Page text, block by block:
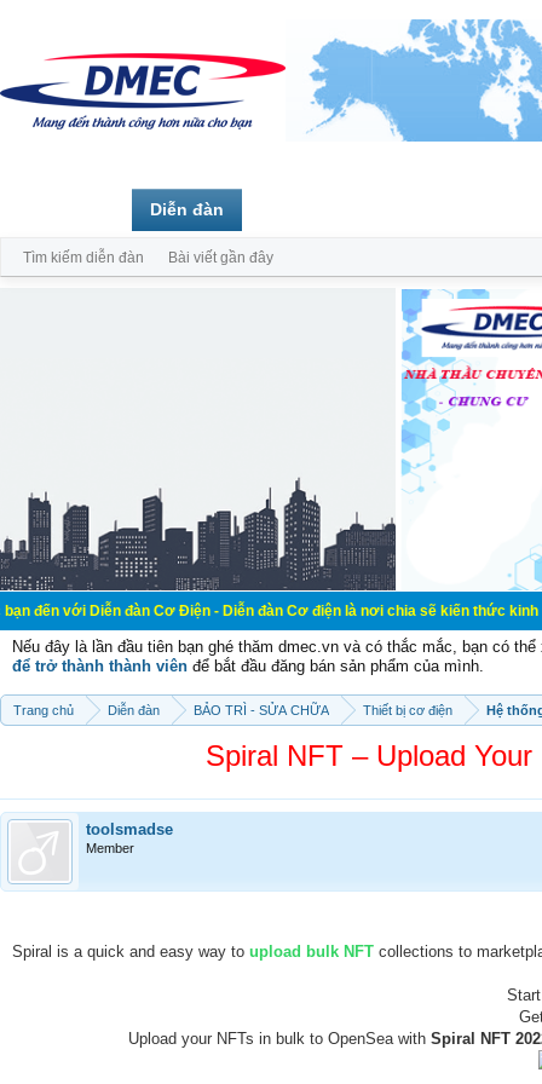
Diễn đàn Cơ Điện - Diễn đàn Cơ điện là nơi chia sẽ kiến thức kinh nghiệm
Nếu đây là lần đầu tiên bạn ghé thăm dmec.vn và có thắc mắc, bạn có
để trở thành thành viên để bắt đầu đăng bán sản phẩm của mình.
Trang chủ Diễn đàn BẢO TRÌ - SỬA CHỮA Thiết bị cơ điện Hệ
Spiral NFT – Upload
toolsmadse
Member
Spiral is a quick and easy way to upload bulk NFT collections to
Upload your NFTs in bulk to OpenSea with Spiral NFT
Diễn đàn
Tìm kiếm diễn đàn Bài viết gần đây